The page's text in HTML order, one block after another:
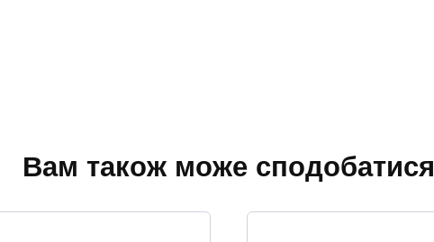
Вам також може сподобатися